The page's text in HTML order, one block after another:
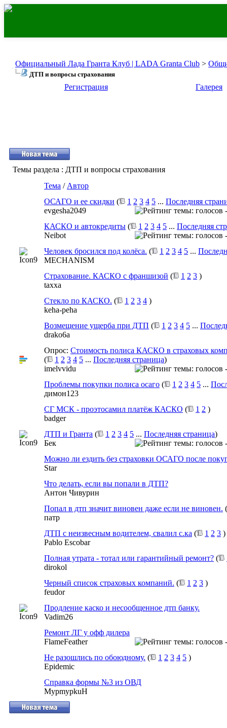
Официальный Лада Гранта Клуб | LADA Granta Club >
ДТП и вопросы страхования
Регистрация Галерея
Темы раздела : ДТП и вопросы страхования
Тема / Автор
ОСАГО и ее скидки ( 1 2 3 4 5 ... Последняя
evgesha2049
КАСКО и автокредиты ( 1 2 3 4 5 ... Последняя
Neibot
Человек бросился под колёса. ( 1 2 3 4 5 ...
MECHANISM
Страхование. КАСКО с франшизой ( 1 2 3 )
taxxa
Стекло по КАСКО. ( 1 2 3 4 )
keha-peha
Возмещение ущерба при ДТП ( 1 2 3 4 5 ...
drako6a
Опрос: Стоимость полиса КАСКО в страховых
(
1 2 3 4 5 ... Последняя страница)
imelvvidu
Проблемы покупки полиса осаго ( 1 2 3 4 5 ...
димон123
СГ МСК - проэтосамил платёж КАСКО ( 1 2 )
badger
ДТП и Гранта ( 1 2 3 4 5 ... Последняя страница)
Бек
Можно ли ездить без страховки ОСАГО после
Star
Что делать, если вы попали в ДТП?
Антон Чивурин
Попал в дтп значит виновен даже если не виновен. (
патр
ДТП с неизвесным водителем, свалил с.ка ( 1 2 3 )
Pablo Escobar
Полная утрата - тотал или гарантийный ремонт? (
dirokol
Черный список страховых компаний. ( 1 2 3 )
feudor
Продление каско и несообщенное дтп банку.
Vadim26
Ремонт ЛГ у офф дилера
FlameFeather
Не разошлись по обоюдному. ( 1 2 3 4 5 )
Epidemic
Справка формы №3 из ОВД
MypmypkuH